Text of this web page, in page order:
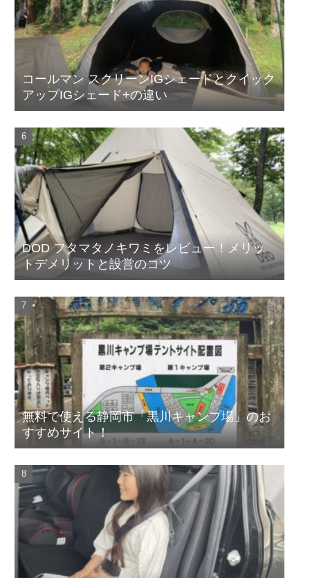
コールマン スクリーンIGシェードとクイック
アップIGシェード+の違い
DOD フタマタノキワミをレビュー！メリッ
トデメリットと設営のコツ
無料で使える静岡市「黒川キャンプ場」のお
すすめサイト！